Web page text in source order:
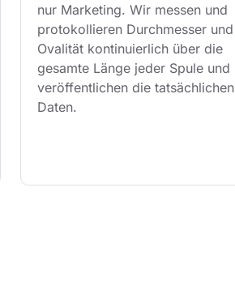
nur Marketing. Wir messen und
protokollieren Durchmesser und
Ovalität kontinuierlich über die
gesamte Länge jeder Spule und
veröffentlichen die tatsächlichen
Daten.